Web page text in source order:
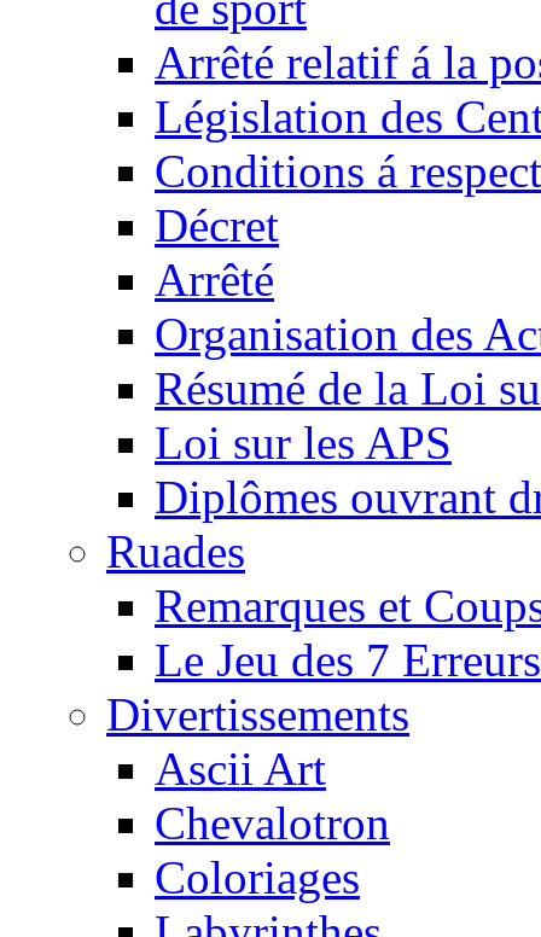
Arrêté relatif á la
Législation des
Conditions á
Décret
Arrêté
Organisation des
Résumé de la Loi
Loi sur les APS
Diplômes ouvrant
Ruades
Remarques et
Le Jeu des 7 Erreurs
Divertissements
Ascii Art
Chevalotron
Coloriages